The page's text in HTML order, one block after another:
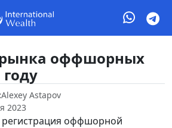
оффшорных
году
Alexey Astapov
2023
оффшорной